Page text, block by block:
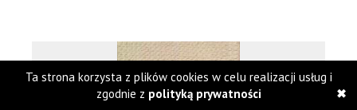
Ta strona korzysta z plików cookies w celu realizacji usług i
zgodnie z polityką prywatności